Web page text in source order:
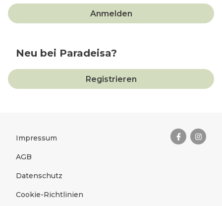
Anmelden
Neu bei Paradeisa?
Registrieren
Rechtliches
Impressum
AGB
Datenschutz
Cookie-Richtlinien